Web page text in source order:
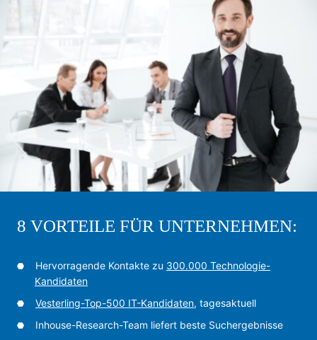
8 VORTEILE FÜR UNTERNEHMEN:
Hervorragende Kontakte zu 300.000 Technologie-
Kandidaten
Vesterling-Top-500 IT-Kandidaten, tagesaktuell
Inhouse-Research-Team liefert beste Suchergebnisse